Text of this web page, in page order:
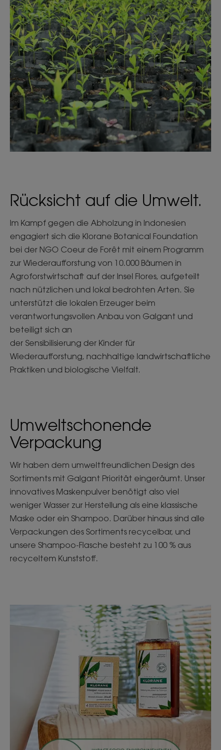
Rücksicht auf die Umwelt.
Im Kampf gegen die Abholzung in Indonesien
engagiert sich die Klorane Botanical Foundation
bei der NGO Coeur de Forêt mit einem Programm
zur Wiederaufforstung von 10.000 Bäumen in
Agroforstwirtschaft auf der Insel Flores, aufgeteilt
nach nützlichen und lokal bedrohten Arten. Sie
unterstützt die lokalen Erzeuger beim
verantwortungsvollen Anbau von Galgant und
beteiligt sich an
der Sensibilisierung der Kinder für
Wiederaufforstung, nachhaltige landwirtschaftliche
Praktiken und biologische Vielfalt.
Umweltschonende
Verpackung
Wir haben dem umweltfreundlichen Design des
Sortiments mit Galgant Priorität eingeräumt. Unser
innovatives Maskenpulver benötigt also viel
weniger Wasser zur Herstellung als eine klassische
Maske oder ein Shampoo. Darüber hinaus sind alle
Verpackungen des Sortiments recycelbar, und
unsere Shampoo-Flasche besteht zu 100 % aus
recyceltem Kunststoff.